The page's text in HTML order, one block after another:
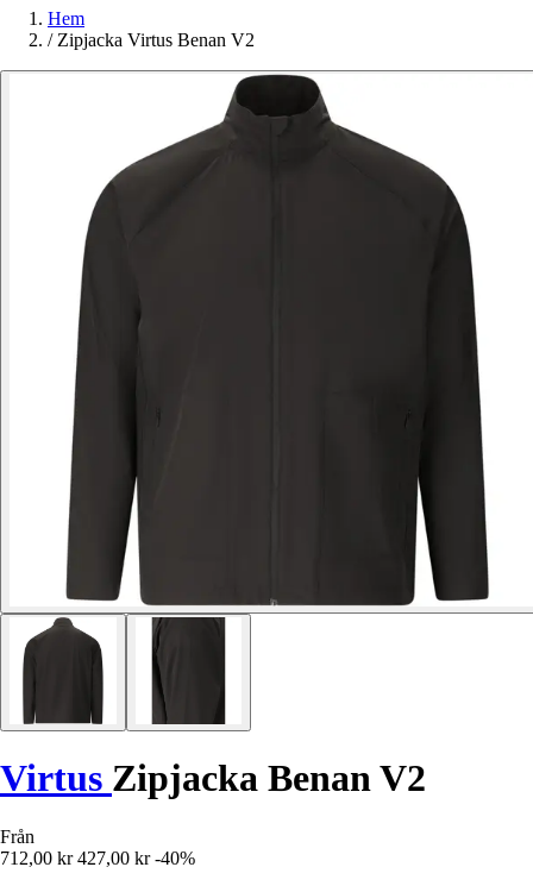
Hem
/ Zipjacka Virtus Benan V2
Virtus Zipjacka Benan V2
Från
712,00 kr 427,00 kr -40%